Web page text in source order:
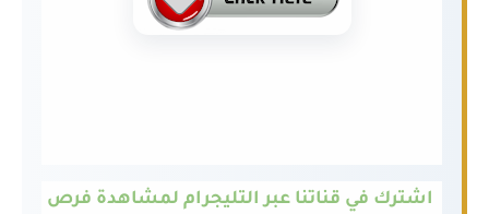
اشترك في قناتنا عبر التليجرام لمشاهدة فرص